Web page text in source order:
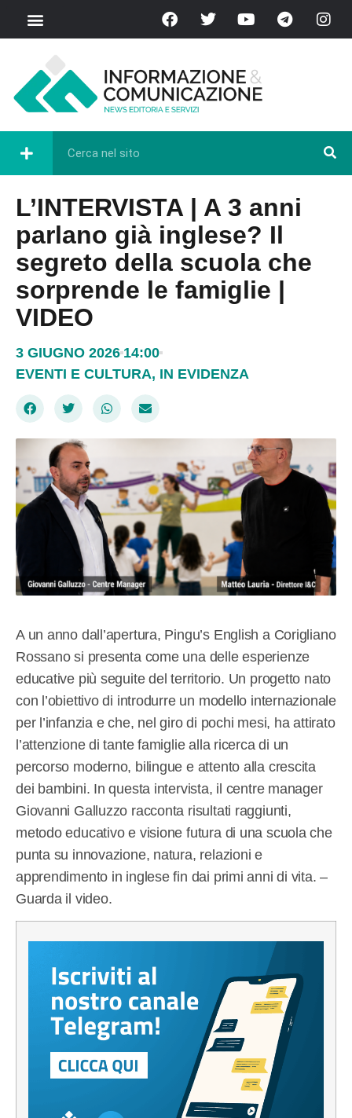
L’INTERVISTA | A 3 anni
parlano già inglese? Il
segreto della scuola che
sorprende le famiglie |
VIDEO
3 GIUGNO 2026 14:00
EVENTI E CULTURA, IN EVIDENZA
A un anno dall’apertura, Pingu’s English a Corigliano
Rossano si presenta come una delle esperienze
educative più seguite del territorio. Un progetto nato
con l’obiettivo di introdurre un modello internazionale
per l’infanzia e che, nel giro di pochi mesi, ha attirato
l’attenzione di tante famiglie alla ricerca di un
percorso moderno, bilingue e attento alla crescita
dei bambini. In questa intervista, il centre manager
Giovanni Galluzzo racconta risultati raggiunti,
metodo educativo e visione futura di una scuola che
punta su innovazione, natura, relazioni e
apprendimento in inglese fin dai primi anni di vita. –
Guarda il video.